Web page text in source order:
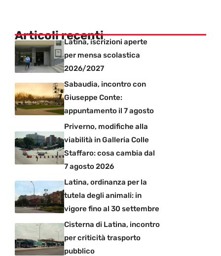
Articoli recentiLatina, iscrizioni aperte
per mensa scolastica
2026/2027
Sabaudia, incontro con
Giuseppe Conte:
appuntamento il 7 agosto
Priverno, modifiche alla
viabilità in Galleria Colle
Staffaro: cosa cambia dal
7 agosto 2026
Latina, ordinanza per la
tutela degli animali: in
vigore fino al 30 settembre
Cisterna di Latina, incontro
per criticità trasporto
pubblico